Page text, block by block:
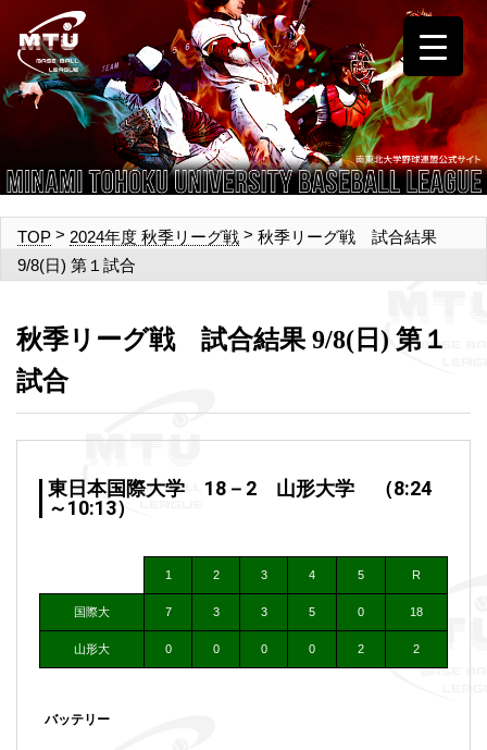
TOP > 2024年度 秋季リーグ戦 > 秋季リーグ戦 試合結果
9/8(日) 第１試合
秋季リーグ戦 試合結果 9/8(日) 第１
試合
東日本国際大学 18－2 山形大学 （8:24
～10:13）
1 2 3 4 5 R
国際大 7 3 3 5 0 18
山形大 0 0 0 0 2 2
バッテリー